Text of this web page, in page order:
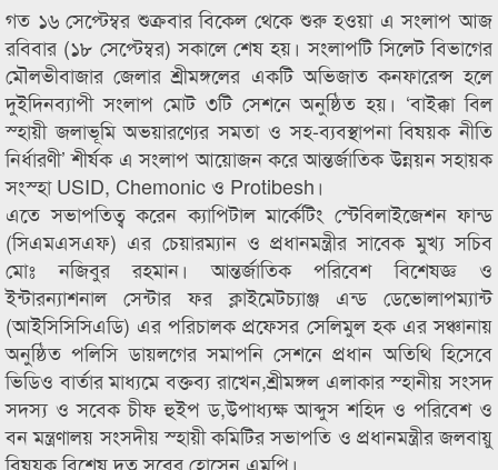
গত ১৬ সেপ্টেম্বর শুক্রবার বিকেল থেকে শুরু হওয়া এ সংলাপ আজ
রবিবার (১৮ সেপ্টেম্বর) সকালে শেষ হয়। সংলাপটি সিলেট বিভাগের
মৌলভীবাজার জেলার শ্রীমঙ্গলের একটি অভিজাত কনফারেন্স হলে
দুইদিনব্যাপী সংলাপ মোট ৩টি সেশনে অনুষ্ঠিত হয়। ‘বাইক্কা বিল
স্হায়ী জলাভূমি অভয়ারণ্যের সমতা ও সহ-ব্যবস্থাপনা বিষয়ক নীতি
নির্ধারণী’ শীর্ষক এ সংলাপ আয়োজন করে আন্তর্জাতিক উন্নয়ন সহায়ক
সংস্হা USID, Chemonic ও Protibesh।
এতে সভাপতিত্ব করেন ক্যাপিটাল মার্কেটিং স্টেবিলাইজেশন ফান্ড
(সিএমএসএফ) এর চেয়ারম্যান ও প্রধানমন্ত্রীর সাবেক মুখ্য সচিব
মোঃ নজিবুর রহমান। আন্তর্জাতিক পরিবেশ বিশেষজ্ঞ ও
ইন্টারন্যাশনাল সেন্টার ফর ক্লাইমেটচ্যাঞ্জ এন্ড ডেভোলাপম্যান্ট
(আইসিসিসিএডি) এর পরিচালক প্রফেসর সেলিমুল হক এর সঞ্চানায়
অনুষ্ঠিত পলিসি ডায়লগের সমাপনি সেশনে প্রধান অতিথি হিসেবে
ভিডিও বার্তার মাধ্যমে বক্তব্য রাখেন,শ্রীমঙ্গল এলাকার স্হানীয় সংসদ
সদস্য ও সবেক চীফ হুইপ ড,উপাধ্যক্ষ আব্দুস শহিদ ও পরিবেশ ও
বন মন্ত্রণালয় সংসদীয় স্হায়ী কমিটির সভাপতি ও প্রধানমন্ত্রীর জলবায়ু
বিষয়ক বিশেষ দুত সবের হোসেন এমপি।